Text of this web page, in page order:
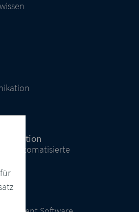
automatisierte